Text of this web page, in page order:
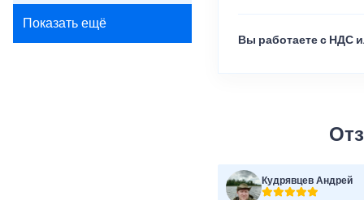
Показать ещё
Вы работаете с НДС
Кудрявцев Андрей